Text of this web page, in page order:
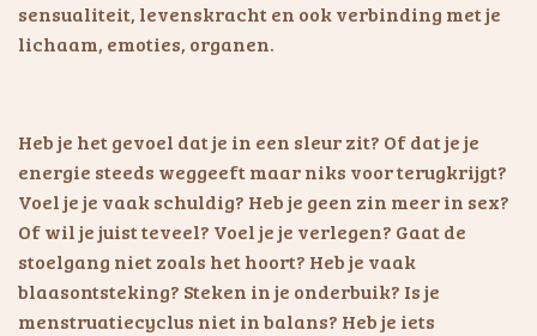
sensualiteit, levenskracht en ook verbinding met je
lichaam, emoties, organen.
Heb je het gevoel dat je in een sleur zit? Of dat je je
energie steeds weggeeft maar niks voor terugkrijgt?
Voel je je vaak schuldig? Heb je geen zin meer in sex?
Of wil je juist teveel? Voel je je verlegen? Gaat de
stoelgang niet zoals het hoort? Heb je vaak
blaasontsteking? Steken in je onderbuik? Is je
menstruatiecyclus niet in balans? Heb je iets